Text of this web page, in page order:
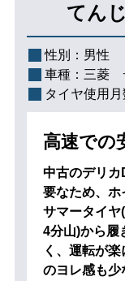
てん
性別： 男性
車種： 三菱
タイヤ使用月
高速での
中古のデリカ
要なため、ホ
サマータイヤ
4分山)から履
く、運転が
のヨレ感も少